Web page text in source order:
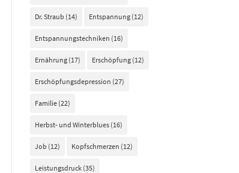
Dr. Straub (14) Entspannung(12)
Entspannungstechniken (16)
Ernährung(17) Erschöpfung(12)
Erschöpfungsdepression (27)
Familie(22)
Herbst- und Winterblues(16)
Job (12) Kopfschmerzen (12)
Leistungsdruck(35)